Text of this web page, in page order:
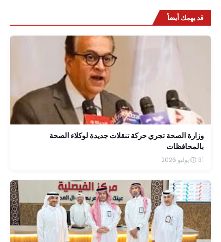
قد يهمك أيضاً
وزارة الصحة تجري حركة تنقلات جديدة لوكلاء الصحة
بالمحافظات
31 يوليو 2026